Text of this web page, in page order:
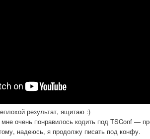
результат, ящитаю :)
очень понравилось кодить под TSConf —
надеюсь, я продолжу писать под конфу.